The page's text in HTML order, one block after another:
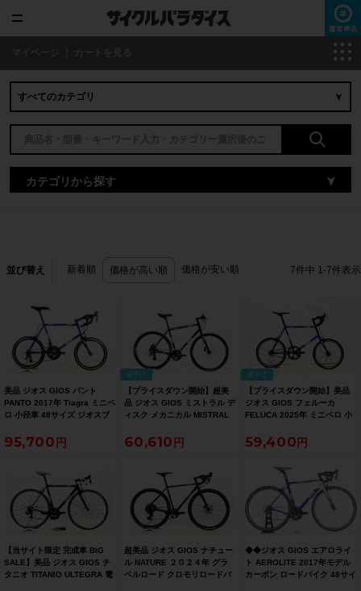
マイページ カートを見る
カテゴリから探す
並び替え 新着順 価格が高い順 価格が安い順 7件中 1-7件表示
美品 ジオス GIOS パント
PANTO 2017年 Tiagra ミニベ
ロ 小径車 48サイズ ジオスブ
95,700
値下げ
【プライスダウン開始】超美
品 ジオス GIOS ミストラル デ
ィスク メカニカル MISTRAL
DISC 2023年 クロスバイク
52サイズ ブラック 【お買い得
60,610
値下げ
【プライスダウン開始】美品
ジオス GIOS フェルーカ
FELUCA 2025年 ミニベロ 小
い得SALE】
59,400
【当サイト限定 完成車 BIG
SALE】美品 ジオス GIOS チ
タニオ TITANIO ULTEGRA 電
超美品 ジオス GIOS ナチュー
ル NATURE ２０２４年 グラ
ベルロード クロモリロードバ
◆◆ジオス GIOS エアロライ
ト AEROLITE 2017年モデル
カーボン ロードバイク 48サイ